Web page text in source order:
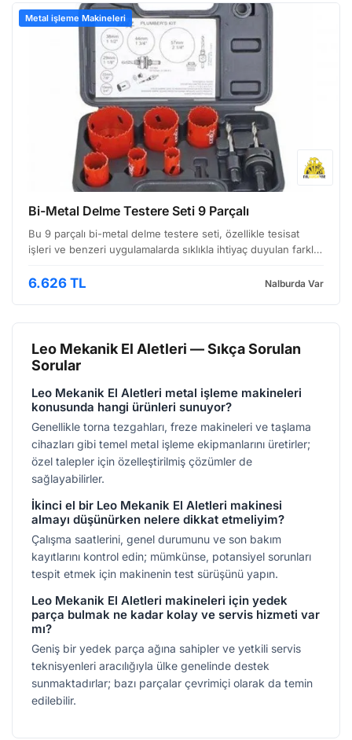
Metal işleme Makineleri
Bi-Metal Delme Testere Seti 9 Parçalı
Bu 9 parçalı bi-metal delme testere seti, özellikle tesisat
işleri ve benzeri uygulamalarda sıklıkla ihtiyaç duyulan farklı
Setin içerisinde bulunan bi-metal …
6.626 TL Nalburda Var
Leo Mekanik El Aletleri — Sıkça Sorulan
Sorular
Leo Mekanik El Aletleri metal işleme makineleri
konusunda hangi ürünleri sunuyor?
Genellikle torna tezgahları, freze makineleri ve taşlama
cihazları gibi temel metal işleme ekipmanlarını üretirler;
özel talepler için özelleştirilmiş çözümler de
sağlayabilirler.
İkinci el bir Leo Mekanik El Aletleri makinesi
almayı düşünürken nelere dikkat etmeliyim?
Çalışma saatlerini, genel durumunu ve son bakım
kayıtlarını kontrol edin; mümkünse, potansiyel sorunları
tespit etmek için makinenin test sürüşünü yapın.
Leo Mekanik El Aletleri makineleri için yedek
parça bulmak ne kadar kolay ve servis hizmeti var
mı?
Geniş bir yedek parça ağına sahipler ve yetkili servis
teknisyenleri aracılığıyla ülke genelinde destek
sunmaktadırlar; bazı parçalar çevrimiçi olarak da temin
edilebilir.